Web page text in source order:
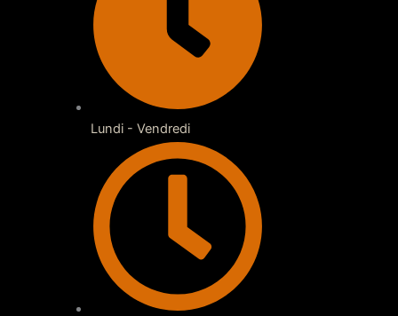
Lundi - Vendredi